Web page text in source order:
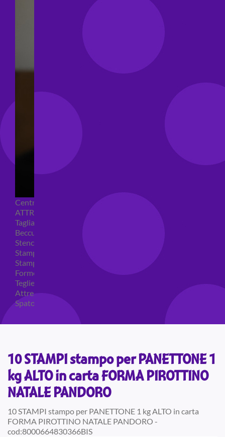
Centrini e Sacchetti Alimentari
ATTREZZI PER DOLCI
Tagliapasta
Beccucci e Sac à poche
Stencil per torte
Stampi ad espulsione
Stampi in silicone
Forme per cioccolato
Teglie per torte
Attrezzi cake design
Spatole ed accessori per decorare
10 STAMPI stampo per PANETTONE 1
kg ALTO in carta FORMA PIROTTINO
NATALE PANDORO
10 STAMPI stampo per PANETTONE 1 kg ALTO in carta
FORMA PIROTTINO NATALE PANDORO -
cod:8000664830366BIS